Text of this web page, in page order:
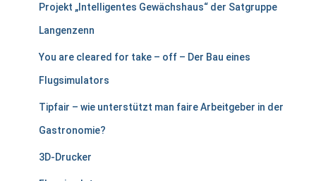
Projekt „Intelligentes Gewächshaus“ der Satgruppe
Langenzenn
You are cleared for take – off – Der Bau eines
Flugsimulators
Tipfair – wie unterstützt man faire Arbeitgeber in der
Gastronomie?
3D-Drucker